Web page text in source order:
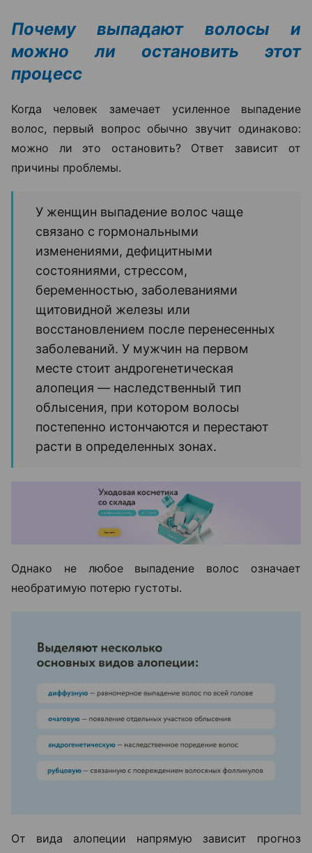
Почему выпадают волосы и
можно ли остановить этот
процесс
Когда человек замечает усиленное выпадение
волос, первый вопрос обычно звучит одинаково:
можно ли это остановить? Ответ зависит от
причины проблемы.
У женщин выпадение волос чаще
связано с гормональными
изменениями, дефицитными
состояниями, стрессом,
беременностью, заболеваниями
щитовидной железы или
восстановлением после перенесенных
заболеваний. У мужчин на первом
месте стоит андрогенетическая
алопеция — наследственный тип
облысения, при котором волосы
постепенно истончаются и перестают
расти в определенных зонах.
Однако не любое выпадение волос означает
необратимую потерю густоты.
От вида алопеции напрямую зависит прогноз